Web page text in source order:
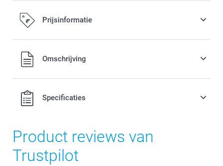
Prijsinformatie
Alle prijzen zijn in EURO (€) inclusief BTW en exclusief
verzendkosten.Omschrijving
Specificaties
Product reviews van
Trustpilot